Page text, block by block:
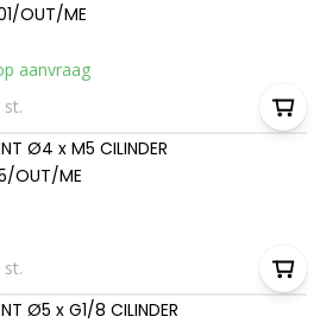
OUT/ME
aanvraag
Ø4 x M5 CILINDER
OUT/ME
Ø5 x G1/8 CILINDER